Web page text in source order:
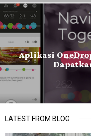
Aplikasi
LATEST FROM BLOG